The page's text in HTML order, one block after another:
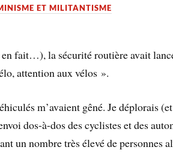
ET MILITANTISME
fait…), la sécurité routière avait
attention aux vélos ».
m’avaient gêné. Je déplorais
dos-à-dos des cyclistes et des
un nombre très élevé de personnes